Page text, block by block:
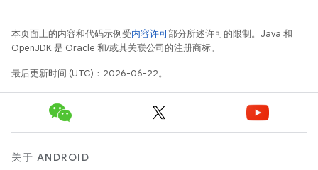
本页面上的内容和代码示例受内容许可部分所述许可的限制。Java 和
OpenJDK 是 Oracle 和/或其关联公司的注册商标。
最后更新时间 (UTC)：2026-06-22。
关于 ANDROID